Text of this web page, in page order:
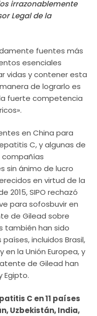
irrazonablemente
Legal de la
fuentes más
esenciales
vidas y contener esta
de lograrlo es
fuerte competencia
en China para
C, y algunas de
compañías
sin ánimo de lucro
en virtud de la
2015, SIPO rechazó
para sofosbuvir en
de Gilead sobre
también han sido
incluidos Brasil,
en la Unión Europea, y
de Gilead han
Egipto.
C en 11 países
Uzbekistán, India,